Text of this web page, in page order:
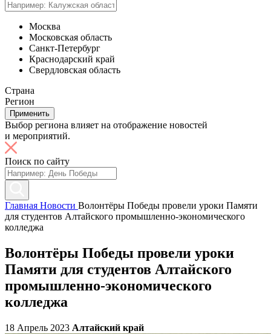
Москва
Московская область
Санкт-Петербург
Краснодарский край
Свердловская область
Страна
Регион
Применить
Выбор региона влияет на отображение новостей
и мероприятий.
Поиск по сайту
Главная Новости Волонтёры Победы провели уроки Памяти
для студентов Алтайского промышленно-экономического
колледжа
Волонтёры Победы провели уроки
Памяти для студентов Алтайского
промышленно-экономического
колледжа
18 Апрель 2023 Алтайский край